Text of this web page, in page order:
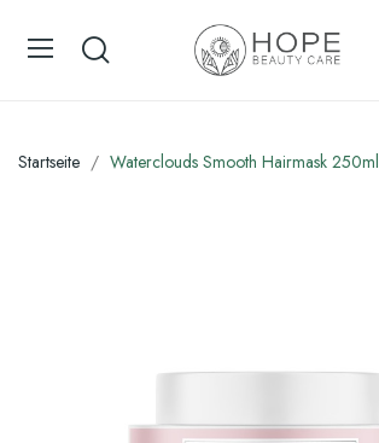
Startseite Waterclouds Smooth Hairmask 250ml